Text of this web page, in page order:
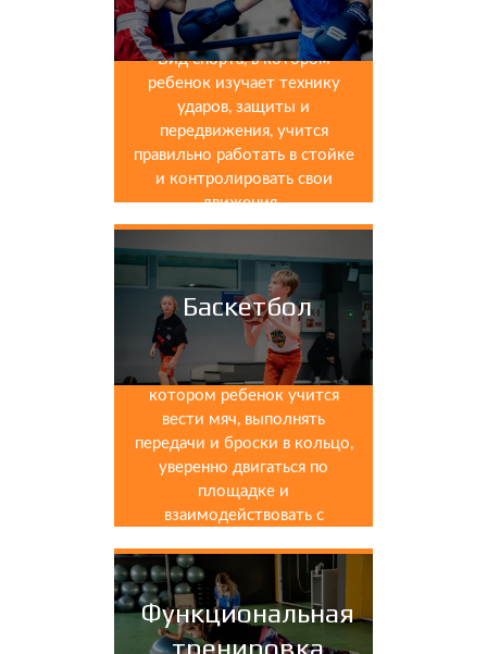
Вид спорта, в котором
ребенок изучает технику
ударов, защиты и
передвижения, учится
правильно работать в стойке
и контролировать свои
движения.
Баскетбол
Командный вид спорта, в
котором ребенок учится
вести мяч, выполнять
передачи и броски в кольцо,
уверенно двигаться по
площадке и
взаимодействовать с
Функциональная